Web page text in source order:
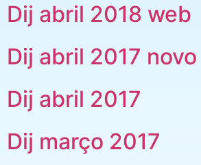
Dij abril 2018 web
Dij abril 2017 novo
Dij abril 2017
Dij março 2017